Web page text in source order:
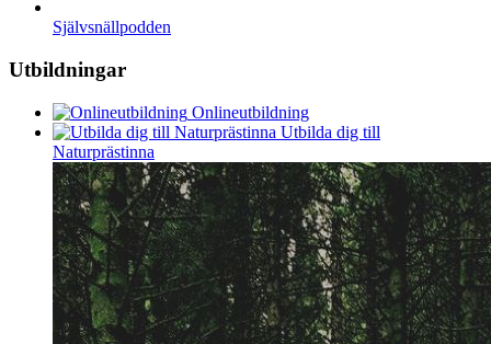
Självsnällpodden
Utbildningar
Onlineutbildning
Utbilda dig till
Naturprästinna